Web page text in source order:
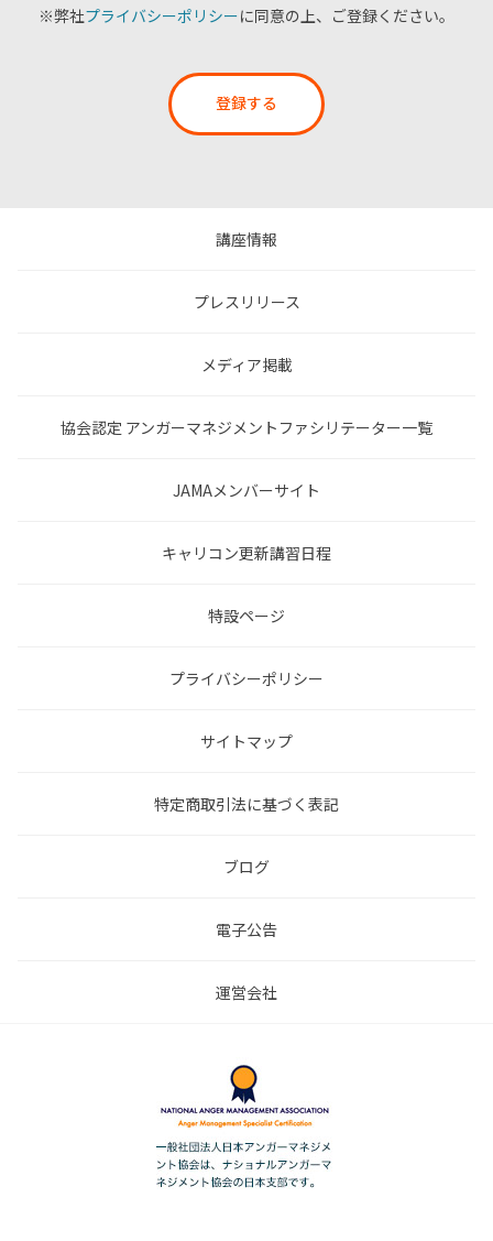
※弊社プライバシーポリシーに同意の上、ご登録ください。
登録する
講座情報
プレスリリース
メディア掲載
協会認定 アンガーマネジメントファシリテーター一覧
JAMAメンバーサイト
キャリコン更新講習日程
特設ページ
プライバシーポリシー
サイトマップ
特定商取引法に基づく表記
ブログ
電子公告
運営会社